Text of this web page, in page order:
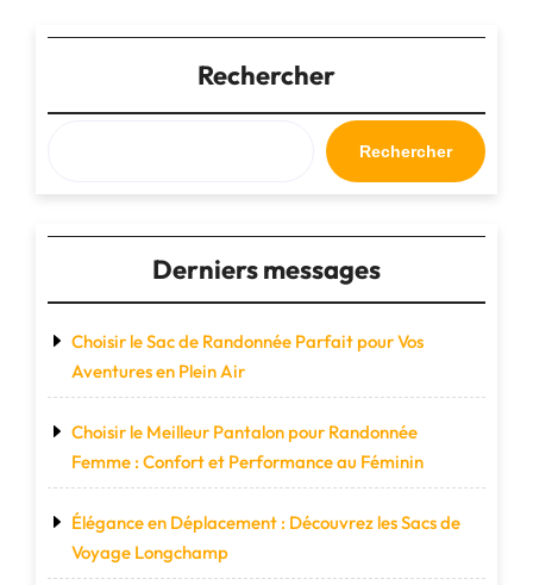
Roulettes
:
Votre
Allié
de
Voyage
Rechercher
Rechercher
Derniers messages
Choisir le Sac de Randonnée Parfait pour Vos
Aventures en Plein Air
Choisir le Meilleur Pantalon pour Randonnée
Femme : Confort et Performance au Féminin
Élégance en Déplacement : Découvrez les Sacs de
Voyage Longchamp